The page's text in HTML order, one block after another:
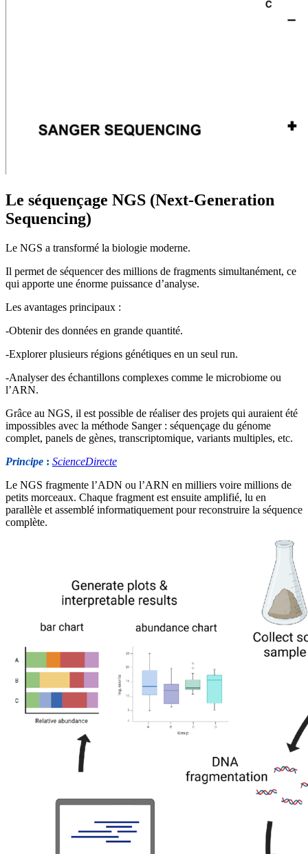
Le séquençage NGS (Next-Generation
Sequencing)
Le NGS a transformé la biologie moderne.
Il permet de séquencer des millions de fragments simultanément, ce
qui apporte une énorme puissance d’analyse.
Les avantages principaux :
-Obtenir des données en grande quantité.
-Explorer plusieurs régions génétiques en un seul run.
-Analyser des échantillons complexes comme le microbiome ou
l’ARN.
Grâce au NGS, il est possible de réaliser des projets qui auraient été
impossibles avec la méthode Sanger : séquençage du génome
complet, panels de gènes, transcriptomique, variants multiples, etc.
Principe : ScienceDirecte
Le NGS fragmente l’ADN ou l’ARN en milliers voire millions de
petits morceaux. Chaque fragment est ensuite amplifié, lu en
parallèle et assemblé informatiquement pour reconstruire la séquence
complète.